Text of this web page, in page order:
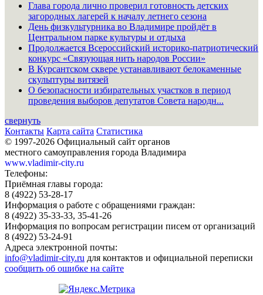
Глава города лично проверил готовность детских
загородных лагерей к началу летнего сезона
День физкультурника во Владимире пройдёт в
Центральном парке культуры и отдыха
Продолжается Всероссийский историко-патриотический
конкурс «Связующая нить народов России»
В Курсантском сквере устанавливают белокаменные
скульптуры витязей
О безопасности избирательных участков в период
проведения выборов депутатов Совета народн...
свернуть
Контакты Карта сайта Статистика
© 1997-2026 Официальный сайт органов
местного самоуправления города Владимира
www.vladimir-city.ru
Телефоны:
Приёмная главы города:
8 (4922) 53-28-17
Информация о работе с обращениями граждан:
8 (4922) 35-33-33, 35-41-26
Информация по вопросам регистрации писем от организаций
8 (4922) 53-24-91
Адреса электронной почты:
info@vladimir-city.ru для контактов и официальной переписки
сообщить об ошибке на сайте